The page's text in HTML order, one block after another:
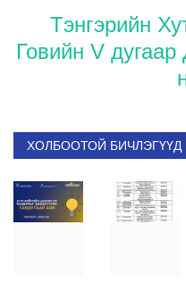
Тэнгэрийн
Говийн V дугаар
ХОЛБООТОЙ БИЧЛЭГҮҮД